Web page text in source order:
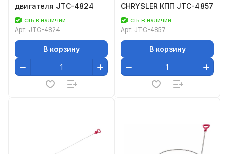
двигателя JTC-4824
Есть в наличии
Арт. JTC-4824
В корзину
CHRYSLER КПП JTC-4857
Есть в наличии
Арт. JTC-4857
В корзину